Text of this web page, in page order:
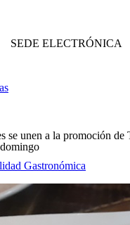
SEDE ELECTRÓNICA
se unen a la promoción de
Gastronómica